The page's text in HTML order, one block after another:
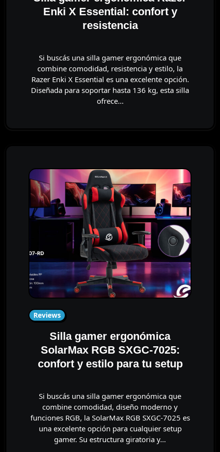
Enki X Essential: confort y
resistencia
Si buscás una silla gamer ergonómica que
combine comodidad, resistencia y estilo, la
Razer Enki X Essential es una excelente opción.
Diseñada para soportar hasta 136 kg, esta silla
ofrece…
Reviews
Silla gamer ergonómica
SolarMax RGB SXGC-7025:
confort y estilo para tu setup
Si buscás una silla gamer ergonómica que
combine comodidad, diseño moderno y
funciones RGB, la SolarMax RGB SXGC-7025 es
una excelente opción para cualquier setup
gamer. Su estructura giratoria y…